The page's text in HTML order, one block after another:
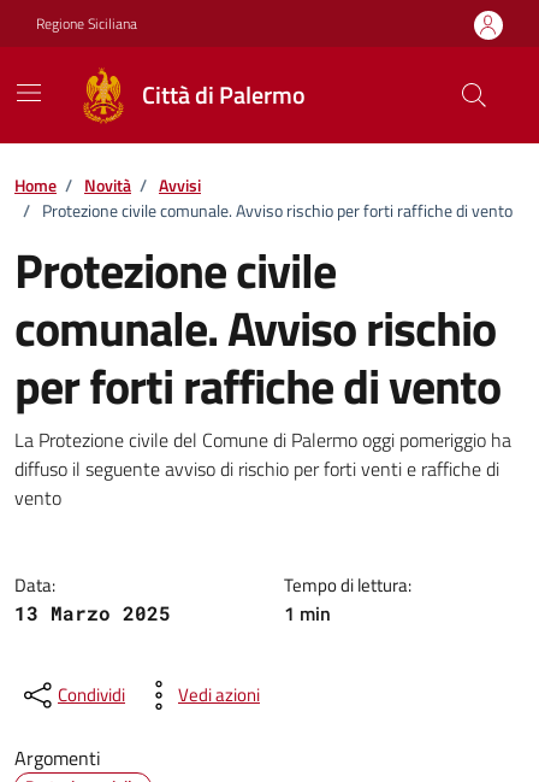
Vai ai contenuti
Vai al footer
Regione Siciliana
Città di Palermo
Home / Novità / Avvisi
/ Protezione civile comunale. Avviso rischio per forti raffiche di vento
Protezione civile
comunale. Avviso rischio
per forti raffiche di vento
Dettagli della notizia
La Protezione civile del Comune di Palermo oggi pomeriggio ha
diffuso il seguente avviso di rischio per forti venti e raffiche di
vento
Data:
13 Marzo 2025
Tempo di lettura:
1 min
Condividi Vedi azioni
Argomenti